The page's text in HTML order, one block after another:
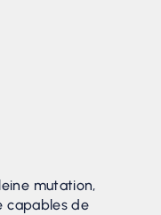
mutation,
capables de